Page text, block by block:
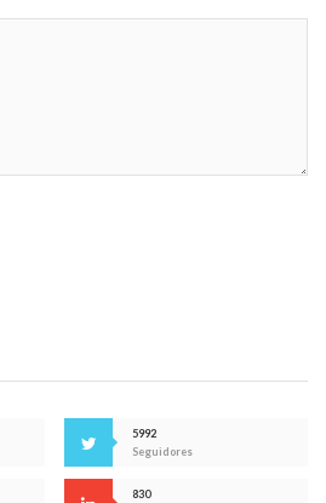
5992
Seguidores
830